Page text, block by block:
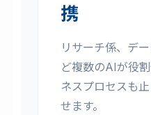
携
リサーチ係、デ
ど複数のAIが役
ネスプロセスも
せます。